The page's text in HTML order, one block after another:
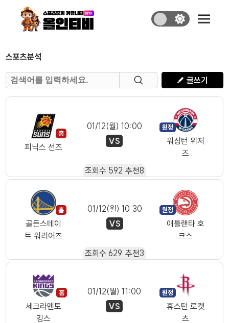
스포츠분석
글쓰기
피닉스 선즈
01/12(월) 10:00
VS
워싱턴 위저
즈
조회수 592 추천8
골든스테이
트 워리어즈
01/12(월) 10:30
VS
애틀랜타 호
크스
조회수629 추천3
세크라멘토
킹스
01/12(월) 11:00
VS
휴스턴 로켓
츠